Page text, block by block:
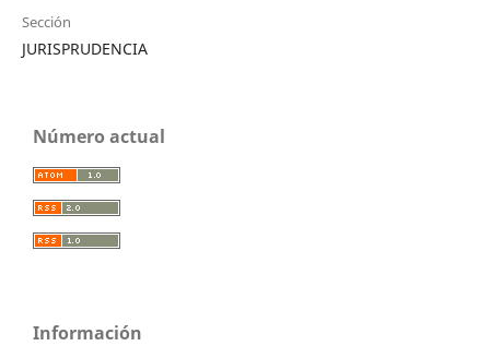
Sección
JURISPRUDENCIA
Número actual
Información